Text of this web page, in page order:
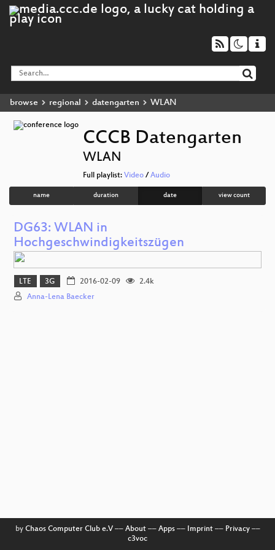
browse regional datengarten WLAN
CCCB Datengarten
WLAN
Full playlist: Video / Audio
name duration date view count
DG63: WLAN in
Hochgeschwindigkeitszügen
LTE 3G 2016-02-09
2.4k
Anna-Lena Baecker
by Chaos Computer Club e.V–– About–– Apps–– Imprint–– Privacy––
c3voc